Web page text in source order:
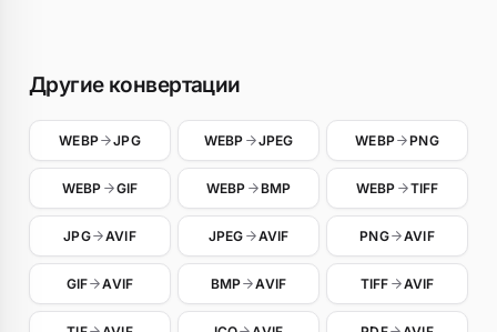
Другие конвертации
WEBP JPG WEBP JPEG WEBP PNG
WEBP GIF WEBP BMP WEBP TIFF
JPG AVIF JPEG AVIF PNG AVIF
GIF AVIF BMP AVIF TIFF AVIF